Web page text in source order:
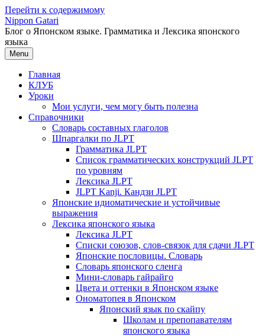
Перейти к содержимому
Nippon Gatari
Блог о Японском языке. Грамматика и Лексика японского
языка
Menu
Главная
КЛУБ
Уроки
Мои услуги, чем могу быть полезна
Справочники
Словарь составных глаголов
Шпаргалки по JLPT
Грамматика JLPT
Список грамматических конструкций JLPT
по уровням
Лексика JLPT
JLPT Kanji. Кандзи JLPT
Японские идиоматические и устойчивые
выражения
Лексика японского языка
Лексика JLPT
Списки союзов, слов-связок для сдачи JLPT
Японские пословицы. Словарь
Словарь японского сленга
Мини-словарь гайрайго
Цвета и оттенки в Японском языке
Ономатопея в Японском
Японский язык по скайпу
Школам и препопавателям
японского языка